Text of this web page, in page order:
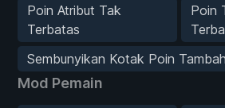
Poin Atribut Tak
Terbatas
Poin
Sembunyikan Kotak Poin
Mod Pemain